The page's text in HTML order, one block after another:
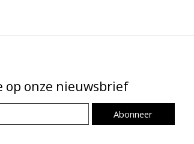
op onze nieuwsbrief
Abonneer